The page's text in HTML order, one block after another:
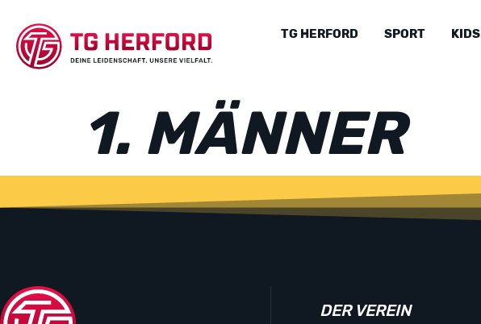
TG HERFORD SPORT KIDS
1. MÄNNER
DER VEREIN